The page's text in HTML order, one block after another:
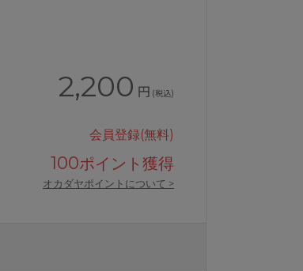
2,200 円 (税込)
会員登録(無料)
100ポイント獲得
オカダヤポイントについて >